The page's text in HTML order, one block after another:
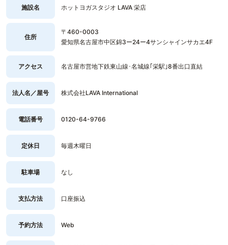
施設名 ホットヨガスタジオ LAVA 栄店
住所
〒460-0003
愛知県名古屋市中区錦3ー24ー4サンシャインサカエ4F
アクセス 名古屋市営地下鉄東山線･名城線｢栄駅｣8番出口直結
法人名／屋号 株式会社LAVA International
電話番号 0120-64-9766
定休日 毎週木曜日
駐車場 なし
支払方法 口座振込
予約方法 Web